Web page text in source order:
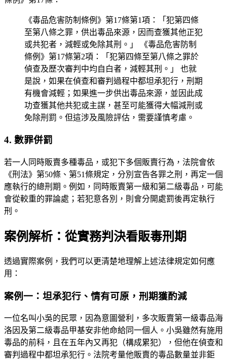
《毒品危害防制條例》第17條第1項：「犯第四條
至第八條之罪，供出毒品來源，因而查獲其他正犯
或共犯者，減輕或免除其刑。」 《毒品危害防制
條例》第17條第2項：「犯第四條至第八條之罪於
偵查及歷次審判中均自白者，減輕其刑。」 也就
是說，如果在偵查和審判過程中都坦承犯行，刑期
有機會減輕；如果進一步供出毒品來源，並因此成
功查獲其他共犯或主謀，甚至可能獲得大幅減刑或
免除刑罰。但這涉及風險評估，需要謹慎考慮。
4. 數罪併罰
若一人同時販賣多種毒品，或犯下多個販賣行為，法院會依
《刑法》第50條、第51條規定，分別宣告各罪之刑，再定一個
應執行的總刑期。例如，同時販賣第一級和第二級毒品，可能
會從較重的罪論處；若犯意各別，則會分開處罰後再定執行
刑。
案例解析：從實務判決看販毒刑期
透過實際案例，我們可以更清楚地理解上述法律規定如何應
用：
案例一：坦承犯行、情有可原，刑期獲酌減
一位名叫小吳的民眾，因為意圖營利，多次販賣第一級毒品海
洛因及第二級毒品甲基安非他命給同一個人。小吳雖然有施用
毒品的前科，且在五年內又再犯（構成累犯），但他在偵查和
審判過程中都坦承犯行。法院考量他販賣的毒品數量並非鉅